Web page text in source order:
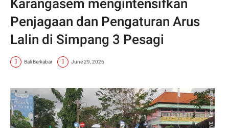
Karangasem mengintensifkan
Penjagaan dan Pengaturan Arus
Lalin di Simpang 3 Pesagi
Bali Berkabar June 29, 2026